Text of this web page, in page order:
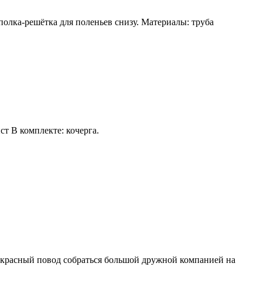
решётка для поленьев снизу. Материалы: труба
В комплекте: кочерга.
повод собраться большой дружной компанией на